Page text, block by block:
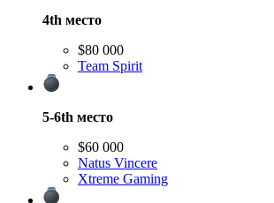
4th место
$80 000
Team Spirit
5-6th место
$60 000
Natus Vincere
Xtreme Gaming